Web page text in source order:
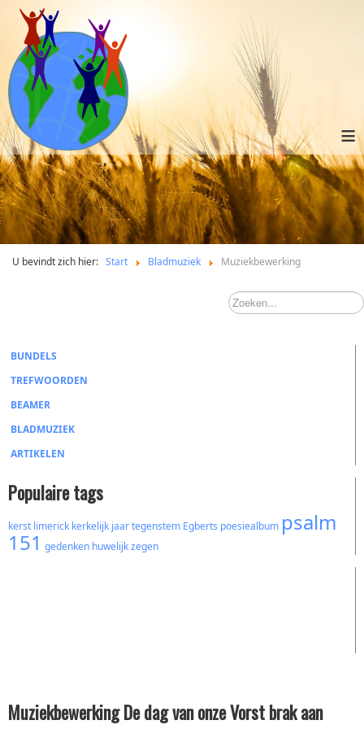
≡
U bevindt zich hier: Start Bladmuziek Muziekbewerking
BUNDELS
TREFWOORDEN
BEAMER
BLADMUZIEK
ARTIKELEN
Populaire tags
kerst limerick kerkelijk jaartegenstem Egberts poesiealbum psalm
151 gedenken huwelijkzegen
Muziekbewerking De dag van onze Vorst brak aan